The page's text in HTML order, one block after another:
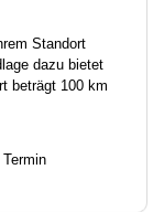
Standort
dazu bietet
beträgt 100 km